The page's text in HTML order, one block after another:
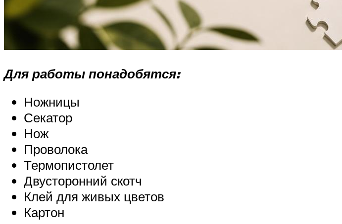
Для работы понадобятся:
Ножницы
Секатор
Нож
Проволока
Термопистолет
Двусторонний скотч
Клей для живых цветов
Картон